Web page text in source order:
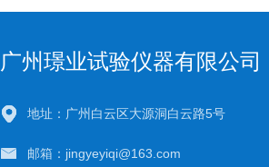
广州璟业试验仪器有限公司
地址：广州白云区大源洞白云路5号
邮箱：jingyeyiqi@163.com